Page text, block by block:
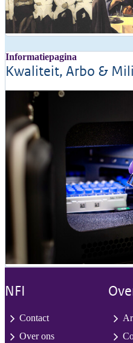
Informatiepagina
Kwaliteit, Arbo &
NFI
Contact
Over ons